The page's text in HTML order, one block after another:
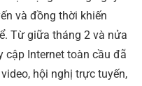
và đồng thời khiến
Từ giữa tháng 2 và nửa
Internet toàn cầu đã
hội nghị trực tuyến,